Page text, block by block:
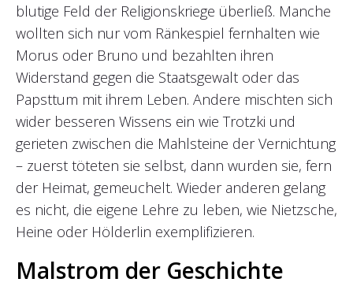
blutige Feld der Religionskriege überließ. Manche
wollten sich nur vom Ränkespiel fernhalten wie
Morus oder Bruno und bezahlten ihren
Widerstand gegen die Staatsgewalt oder das
Papsttum mit ihrem Leben. Andere mischten sich
wider besseren Wissens ein wie Trotzki und
gerieten zwischen die Mahlsteine der Vernichtung
– zuerst töteten sie selbst, dann wurden sie, fern
der Heimat, gemeuchelt. Wieder anderen gelang
es nicht, die eigene Lehre zu leben, wie Nietzsche,
Heine oder Hölderlin exemplifizieren.
Malstrom der Geschichte